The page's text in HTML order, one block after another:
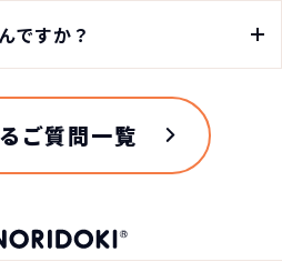
ですか？
ご質問一覧